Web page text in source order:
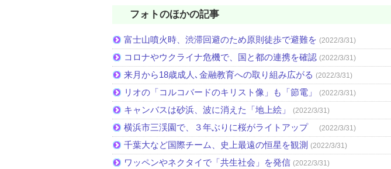
フォトのほかの記事
富士山噴火時、渋滞回避のため原則徒歩で避難を (2022/3/31)
コロナやウクライナ危機で、国と都の連携を確認 (2022/3/31)
来月から18歳成人､金融教育への取り組み広がる (2022/3/31)
リオの「コルコバードのキリスト像」も「節電」 (2022/3/31)
キャンバスは砂浜、波に消えた「地上絵」 (2022/3/31)
横浜市三渓園で、３年ぶりに桜がライトアップ (2022/3/31)
千葉大など国際チーム、史上最遠の恒星を観測 (2022/3/31)
ワッペンやネクタイで「共生社会」を発信 (2022/3/31)